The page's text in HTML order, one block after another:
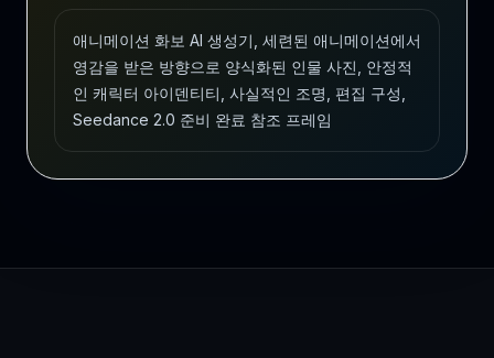
애니메이션 화보 AI 생성기, 세련된 애니메이션에서
영감을 받은 방향으로 양식화된 인물 사진, 안정적
인 캐릭터 아이덴티티, 사실적인 조명, 편집 구성,
Seedance 2.0 준비 완료 참조 프레임